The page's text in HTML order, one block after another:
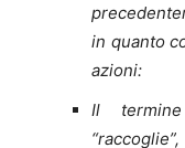
in quanto
azioni:
Il